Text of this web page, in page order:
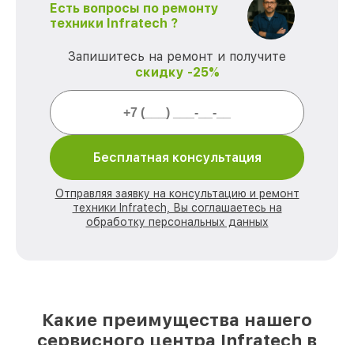
Есть вопросы по ремонту
техники Infratech ?
Запишитесь на ремонт и получите
скидку -25%
Бесплатная консультация
Отправляя заявку на консультацию и ремонт
техники Infratech, Вы соглашаетесь на
обработку персональных данных
Какие преимущества нашего
сервисного центра Infratech в